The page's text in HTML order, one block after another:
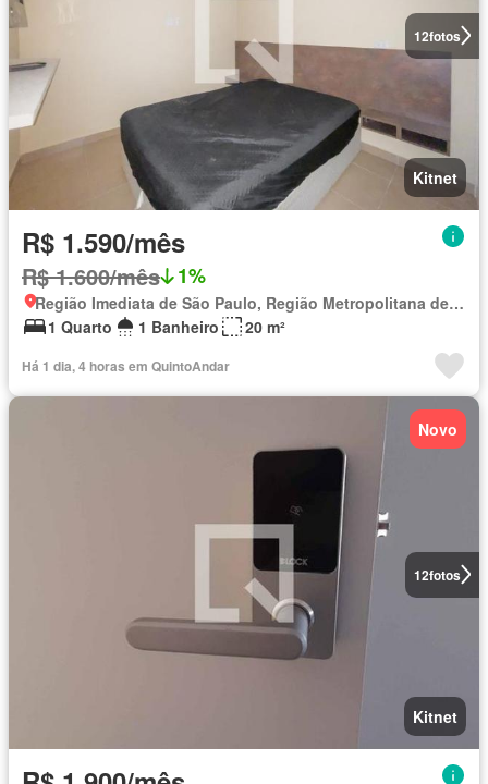
12fotos
Kitnet
R$ 1.590/mês
R$ 1.600/mês 1%
Região Imediata de São Paulo, Região Metropolitana de São Paulo
1 Quarto
1 Banheiro 20 m²
Há 1 dia, 4 horas em QuintoAndar
12fotos
Novo
Kitnet